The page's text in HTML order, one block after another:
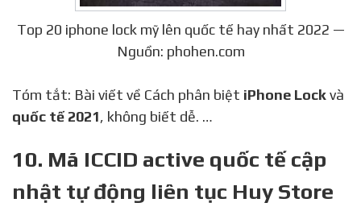
Top 20 iphone lock mỹ lên quốc tế hay nhất 2022 —
Nguồn: phohen.com
Tóm tắt: Bài viết về Cách phân biệt iPhone Lockvà
quốc tế 2021, không biết dễ. …
10. Mã ICCID active quốc tế cập
nhật tự động liên tục Huy Store